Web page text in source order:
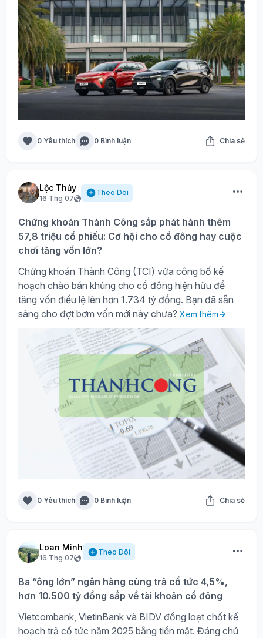
0 Yêu thích 0 Bình luận Chia sẻ
Lộc Thủy
16 Thg 07
Theo Dõi
Chứng khoán Thành Công sắp phát hành thêm
57,8 triệu cổ phiếu: Cơ hội cho cổ đông hay cuộc
chơi tăng vốn lớn?
Chứng khoán Thành Công (TCI) vừa công bố kế
hoạch chào bán khủng cho cổ đông hiện hữu để
tăng vốn điều lệ lên hơn 1.734 tỷ đồng. Bạn đã sẵn
sàng cho đợt bơm vốn mới này chưa? Xem thêm
0 Yêu thích 0 Bình luận Chia sẻ
Loan Minh
16 Thg 07
Theo Dõi
Ba “ông lớn” ngân hàng cùng trả cổ tức 4,5%,
hơn 10.500 tỷ đồng sắp về tài khoản cổ đông
Vietcombank, VietinBank và BIDV đồng loạt chốt kế
hoạch trả cổ tức năm 2025 bằng tiền mặt. Đáng chú